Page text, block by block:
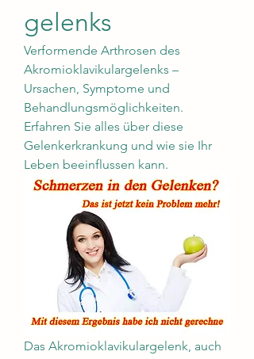
gelenks
Verformende Arthrosen des
Akromioklavikulargelenks –
Ursachen, Symptome und
Behandlungsmöglichkeiten.
Erfahren Sie alles über diese
Gelenkerkrankung und wie sie Ihr
Leben beeinflussen kann.
Das Akromioklavikulargelenk, auch